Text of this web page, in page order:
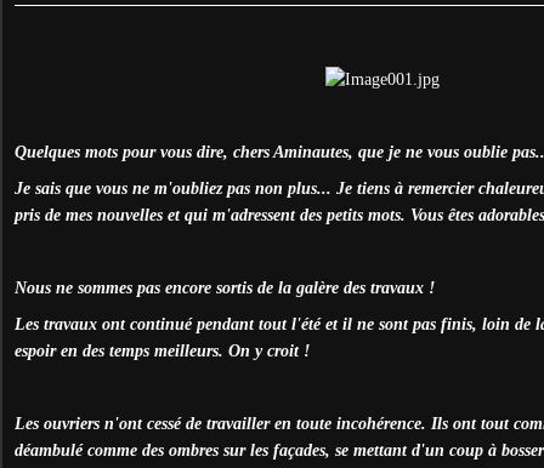
Quelques mots pour vous dire, chers Aminautes, que je ne vous oublie
Je sais que vous ne m'oubliez pas non plus... Je tiens à remercier
pris de mes nouvelles et qui m'adressent des petits mots. Vous êtes
Nous ne sommes pas encore sortis de la galère des travaux !
Les travaux ont continué pendant tout l'été et il ne sont pas finis, loin de
espoir en des temps meilleurs. On y croit !
Les ouvriers n'ont cessé de travailler en toute incohérence. Ils ont tout
déambulé comme des ombres sur les façades, se mettant d'un coup à